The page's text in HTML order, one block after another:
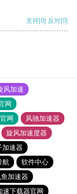
支持[0] 反对[0]
风加速
网
网
风驰加速器
旋风加速度器
加速器
航
软件中心
加速器
速下载器官网